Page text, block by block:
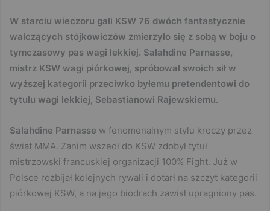
W starciu wieczoru gali KSW 76 dwóch fantastycznie
walczących stójkowiczów zmierzyło się z sobą w boju o
tymczasowy pas wagi lekkiej. Salahdine Parnasse,
mistrz KSW wagi piórkowej, spróbował swoich sił w
wyższej kategorii przeciwko byłemu pretendentowi do
tytułu wagi lekkiej, Sebastianowi Rajewskiemu.
Salahdine Parnasse w fenomenalnym stylu kroczy przez
świat MMA. Zanim wszedł do KSW zdobył tytuł
mistrzowski francuskiej organizacji 100% Fight. Już w
Polsce rozbijał kolejnych rywali i dotarł na szczyt kategorii
piórkowej KSW, a na jego biodrach zawisł upragniony pas.